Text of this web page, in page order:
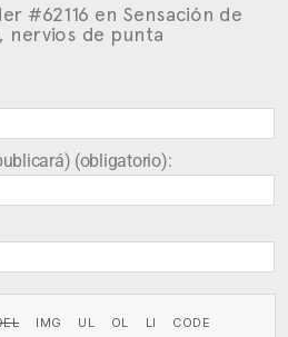
#62116 en Sensación de
nervios de punta
(obligatorio):